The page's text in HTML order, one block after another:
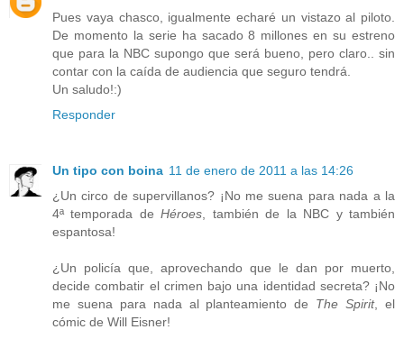
Pues vaya chasco, igualmente echaré un vistazo al piloto.
De momento la serie ha sacado 8 millones en su estreno
que para la NBC supongo que será bueno, pero claro.. sin
contar con la caída de audiencia que seguro tendrá.
Un saludo!:)
Responder
Un tipo con boina 11 de enero de 2011 a las 14:26
¿Un circo de supervillanos? ¡No me suena para nada a la
4ª temporada deHéroes , también de la NBC y también
espantosa!
¿Un policía que, aprovechando que le dan por muerto,
decide combatir el crimen bajo una identidad secreta? ¡No
me suena para nada al planteamiento de The Spirit, el
cómic de Will Eisner!